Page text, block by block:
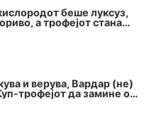
беше луксуз,
а трофејот стана
и верува, Вардар (не)
трофејот да замине од